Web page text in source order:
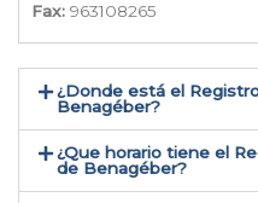
Fax: 963108265
¿Donde está el
Benagéber​?
¿Que horario tiene el
de Benagéber?